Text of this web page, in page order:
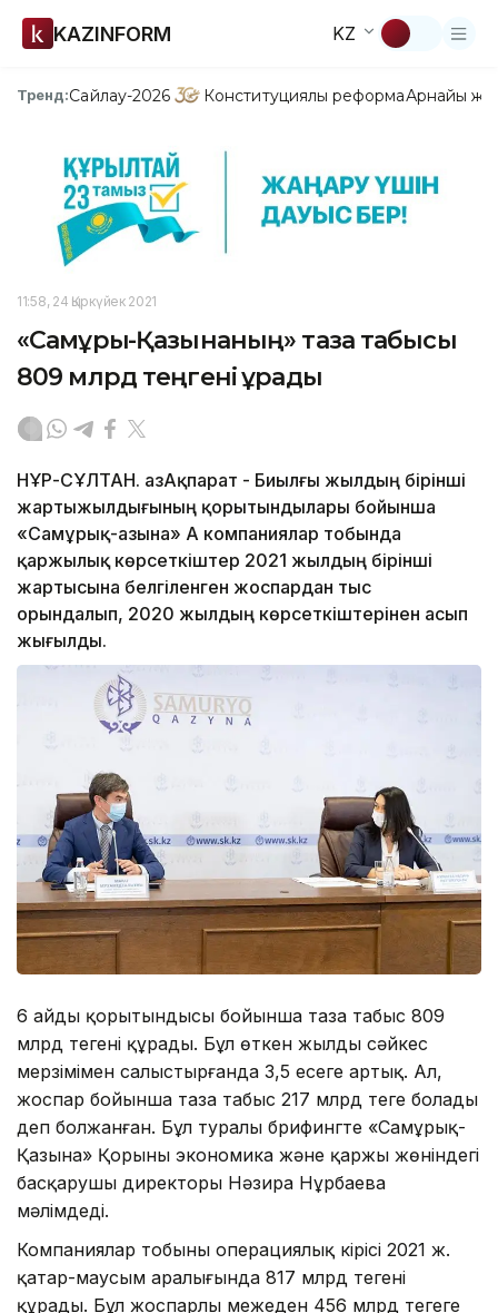
KAZINFORM KZ
Тренд:Сайлау-2026 Конституциялық реформаАрнайы
11:58, 24 Қыркүйек 2021
«Самұрық-Қазынаның» таза табысы
809 млрд теңгені құрады
НҰР-СҰЛТАН. ҚазАқпарат - Биылғы жылдың бірінші
жартыжылдығының қорытындылары бойынша
«Самұрық-Қазына» АҚ компаниялар тобында
қаржылық көрсеткіштер 2021 жылдың бірінші
жартысына белгіленген жоспардан тыс
орындалып, 2020 жылдың көрсеткіштерінен асып
жығылды.
6 айдың қорытындысы бойынша таза табыс 809
млрд теңгені құрады. Бұл өткен жылдың сәйкес
мерзімімен салыстырғанда 3,5 есеге артық. Ал,
жоспар бойынша таза табыс 217 млрд теңге болады
деп болжанған. Бұл туралы брифингте «Самұрық-
Қазына» Қорының экономика және қаржы жөніндегі
басқарушы директоры Нәзира Нұрбаева
мәлімдеді.
Компаниялар тобының операциялық кірісі 2021 ж.
қаңтар-маусым аралығында 817 млрд теңгені
құрады. Бұл жоспарлы межеден 456 млрд теңгеге